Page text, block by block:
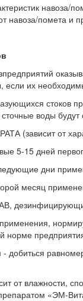
навоза/
навоза/помета и
их
стоков
воды
(зависит от
5-15 дней
дни
месяц
применения,
норме
добиться
от влажности,
«ЭМ-